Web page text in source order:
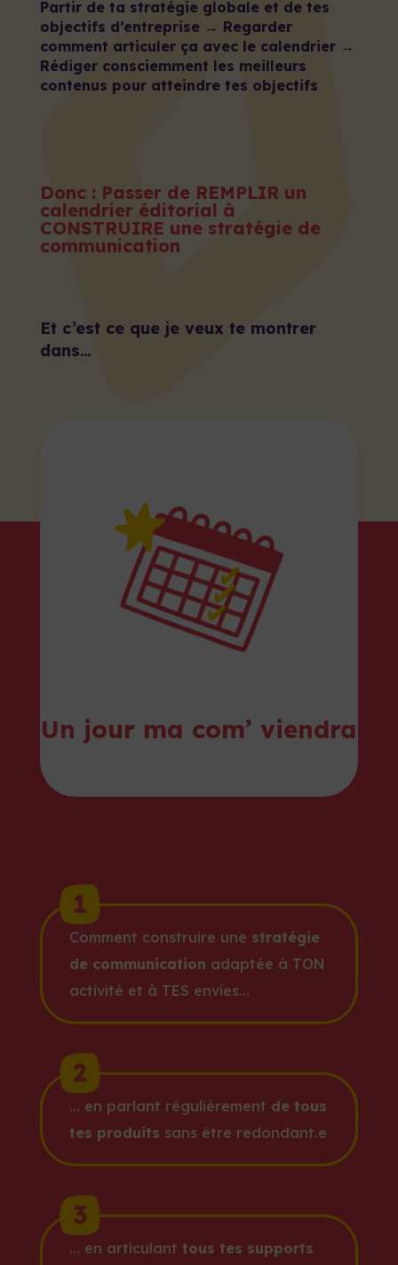
Partir de ta stratégie globale et de tes
objectifs d’entreprise → Regarder
comment articuler ça avec le calendrier →
Rédiger consciemment les meilleurs
contenus pour atteindre tes objectifs
Donc : Passer de REMPLIR un
calendrier éditorial à
CONSTRUIRE une stratégie de
communication
Et c’est ce que je veux te montrer
dans…
Un jour ma com’ viendra
Comment construire une stratégie
de communication adaptée à TON
activité et à TES envies…
… en parlant régulièrement de tous
tes produits sans être redondant.e
… en articulant tous tes supports